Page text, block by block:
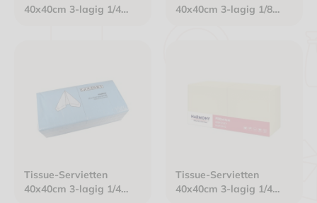
40x40cm 3-lagig 1/4
40x40cm 3-lagig 1/8
Tissue-Servietten
40x40cm 3-lagig 1/4
Tissue-Servietten
40x40cm 3-lagig 1/4